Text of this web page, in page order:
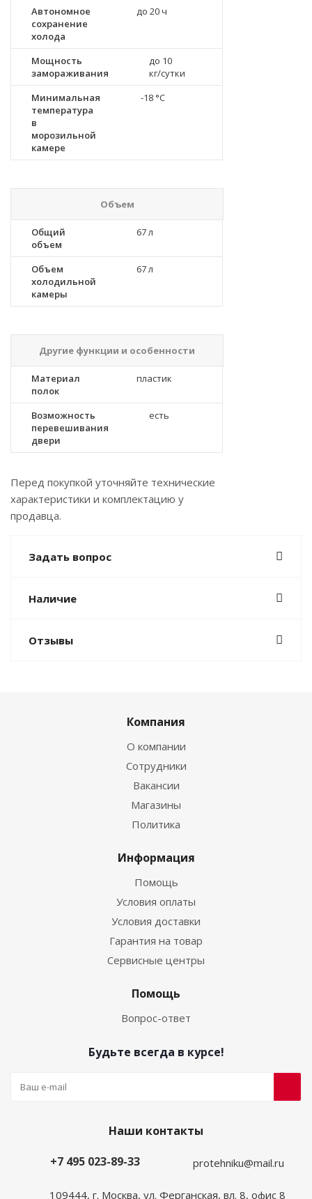
Автономное
сохранение
холода
до 20 ч
Мощность
замораживания
до 10
кг/cутки
Минимальная
температура
в
морозильной
камере
-18 °C
Объем
Общий
объем
67 л
Объем
холодильной
камеры
67 л
Другие функции и особенности
Материал
полок
пластик
Возможность
перевешивания
двери
есть
Перед покупкой уточняйте технические
характеристики и комплектацию у
продавца.
Задать вопрос
Наличие
Отзывы
Компания
О компании
Сотрудники
Вакансии
Магазины
Политика
Информация
Помощь
Условия оплаты
Условия доставки
Гарантия на товар
Сервисные центры
Помощь
Вопрос-ответ
Будьте всегда в курсе!
Наши контакты
+7 495 023-89-33
protehniku@mail.ru
109444, г. Москва, ул. Ферганская, вл. 8, офис 8